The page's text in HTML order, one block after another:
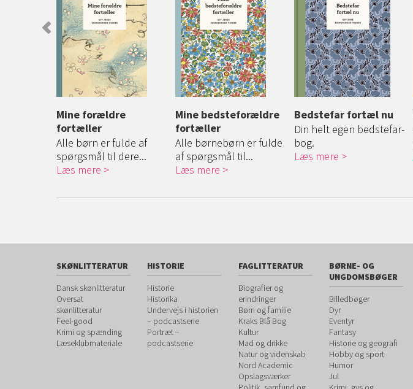
Mine forældre
fortæller
Alle børn er fulde af
spørgsmål til dere...
Læs mere
Mine bedsteforældre
fortæller
Alle børnebørn er fulde
af spørgsmål til...
Læs mere
Bedstefar fortæl nu
Din helt egen bedstefar-
bog.
Læs mere
SKØNLITTERATUR
Dansk skønlitteratur
Oversat
skønlitteratur
Feel-good
Krimi og spænding
Læseklubmateriale
HISTORIE
Historie
Historika
Undervejs i historien
– podcastserie
Portræt –
podcastserie
FAGLITTERATUR
Biografier og
erindringer
Børn og familie
Kraks Blå Bog
Kultur
Mad og drikke
Natur og videnskab
Nord Academic
Opslagsværker
BØRNE- OG
UNGDOMSBØGER
Billedbøger
Dyr
Eventyr
Fantasy
Historie og geografi
Hobby og sport
Humor
Jul